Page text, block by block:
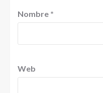
Nombre *
Web